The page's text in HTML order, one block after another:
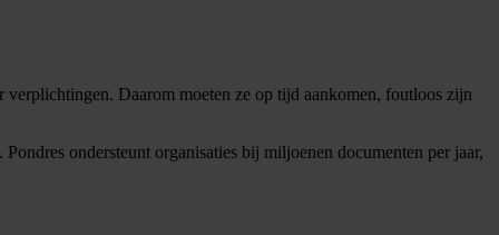
Daarom moeten ze op tijd aankomen, foutloos zijn
ondersteunt organisaties bij miljoenen documenten per jaar,